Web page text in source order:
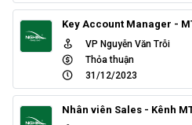
Key Account Manager -
VP Nguyễn Văn Trỗi
Thỏa thuận
31/12/2023
Nhân viên Sales - Kênh